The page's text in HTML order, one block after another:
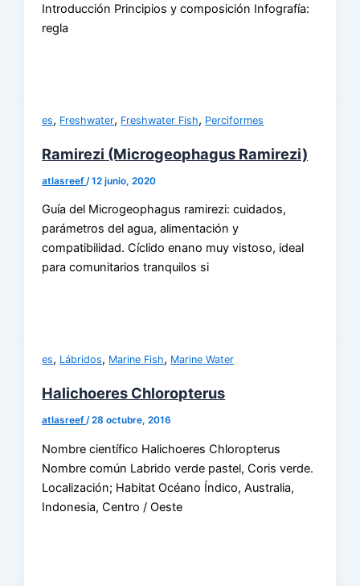
Introducción Principios y composición Infografía:
regla
es, Freshwater, Freshwater Fish, Perciformes
Ramirezi (Microgeophagus Ramirezi)
atlasreef /12 junio, 2020
Guía del Microgeophagus ramirezi: cuidados,
parámetros del agua, alimentación y
compatibilidad. Cíclido enano muy vistoso, ideal
para comunitarios tranquilos si
es, Lábridos, Marine Fish, Marine Water
Halichoeres Chloropterus
atlasreef/28 octubre, 2016
Nombre científico Halichoeres Chloropterus
Nombre común Labrido verde pastel, Coris verde.
Localización; Habitat Océano Índico, Australia,
Indonesia, Centro / Oeste